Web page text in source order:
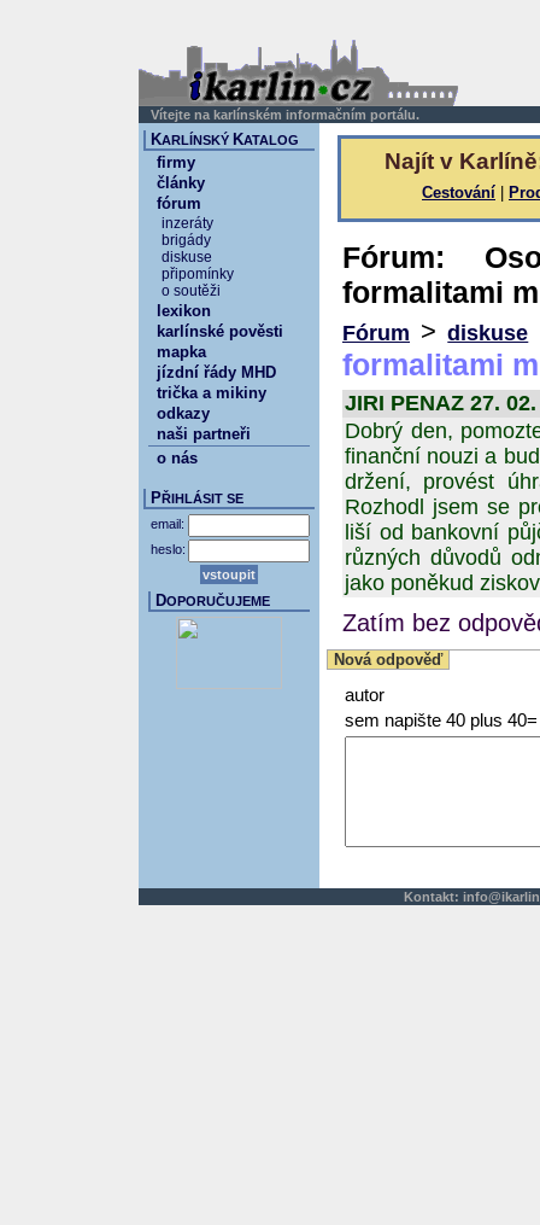
Vítejte na karlínském informačním portálu.
Najít v
Cestování
Fórum:
formalitami
Fórum >diskuse
formalitami
JIRI PENAZ 27.
Dobrý den,
finanční nouzi a
držení, provést
Rozhodl jsem se
liší od bankovní
různých důvodů
jako poněkud
Zatím bez
Nová odpověď
autor
sem napište 40 plus 40=
KARLÍNSKÝ KATALOG
firmy
články
fórum
inzeráty
brigády
diskuse
připomínky
o soutěži
lexikon
karlínské pověsti
mapka
jízdní řády MHD
trička a mikiny
odkazy
naši partneři
o nás
PŘIHLÁSIT SE
email:
heslo:
DOPORUČUJEME
Kontakt: